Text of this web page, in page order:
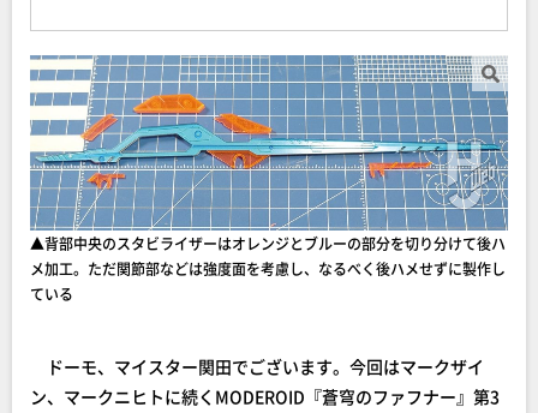
▲背部中央のスタビライザーはオレンジとブルーの部分を切り分けて後ハ
メ加工。ただ関節部などは強度面を考慮し、なるべく後ハメせずに製作し
ている
ドーモ、マイスター関田でございます。今回はマークザイ
ン、マークニヒトに続くMODEROID『蒼穹のファフナー』第3